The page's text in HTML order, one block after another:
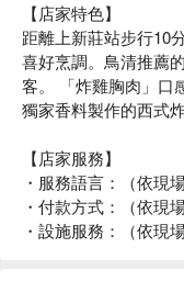
【店家特色】
距離上新莊站步行10
喜好烹調。鳥清推薦
客。 「炸雞胸肉」口
獨家香料製作的西式炸
【店家服務】
・服務語言：（依現
・付款方式：（依現
・設施服務：（依現